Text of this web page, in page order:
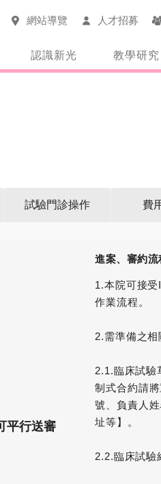
網站導覽 人才招募
認識新光 教學研究
試驗門診操作 費
平行送審
進案、審約流
1.本院可接
作業流程。
2.需準備之相
2.1.臨床試驗
制式合約請
號、負責人
址等】。
2.2.臨床試驗